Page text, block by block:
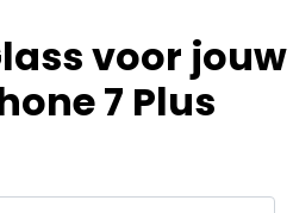
voor jouw
7 Plus